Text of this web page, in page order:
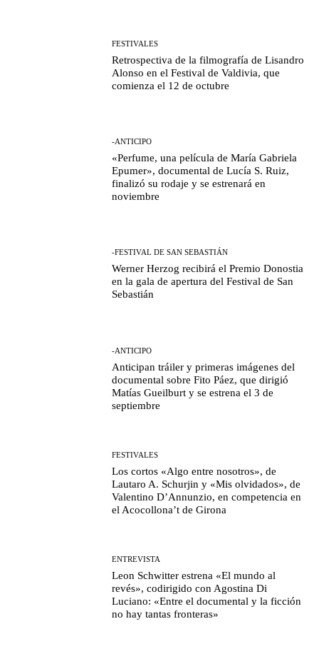
FESTIVALES
Retrospectiva de la filmografía de Lisandro
Alonso en el Festival de Valdivia, que
comienza el 12 de octubre
-ANTICIPO
«Perfume, una película de María Gabriela
Epumer», documental de Lucía S. Ruiz,
finalizó su rodaje y se estrenará en
noviembre
-FESTIVAL DE SAN SEBASTIÁN
Werner Herzog recibirá el Premio Donostia
en la gala de apertura del Festival de San
Sebastián
-ANTICIPO
Anticipan tráiler y primeras imágenes del
documental sobre Fito Páez, que dirigió
Matías Gueilburt y se estrena el 3 de
septiembre
FESTIVALES
Los cortos «Algo entre nosotros», de
Lautaro A. Schurjin y «Mis olvidados», de
Valentino D’Annunzio, en competencia en
el Acocollona’t de Girona
ENTREVISTA
Leon Schwitter estrena «El mundo al
revés», codirigido con Agostina Di
Luciano: «Entre el documental y la ficción
no hay tantas fronteras»